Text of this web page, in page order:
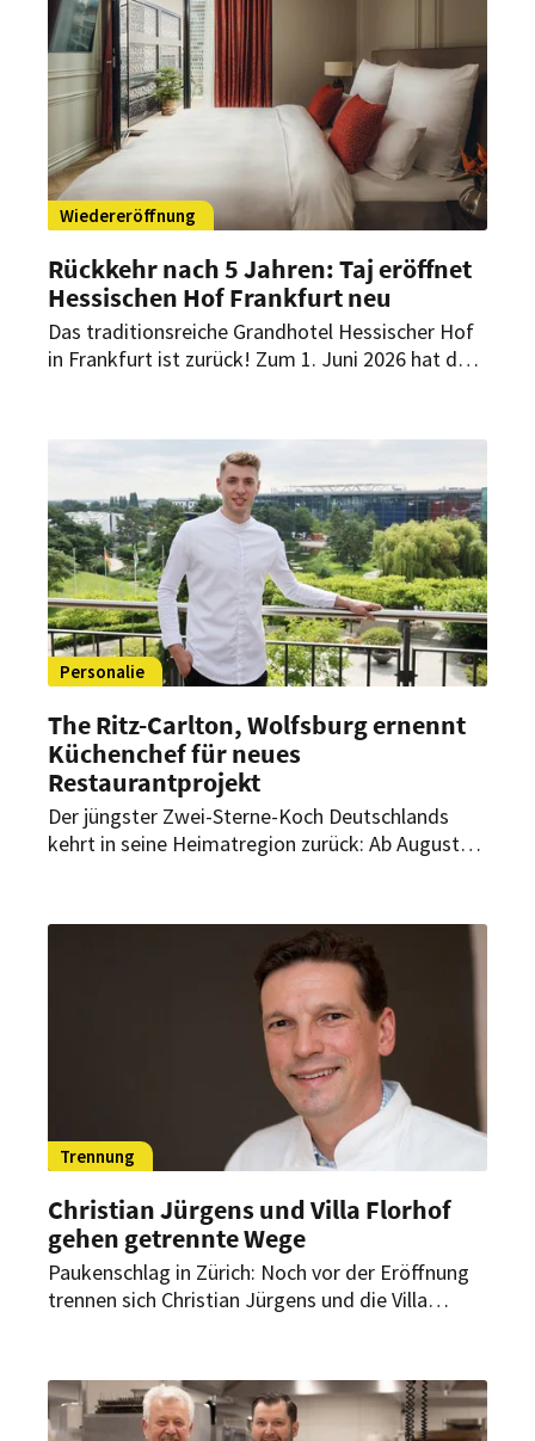
bringen.
Wiedereröffnung
Rückkehr nach 5 Jahren: Taj eröffnet
Hessischen Hof Frankfurt neu
Das traditionsreiche Grandhotel Hessischer Hof
in Frankfurt ist zurück! Zum 1. Juni 2026 hat das
Markteintritt der indischen Luxushotelmarke Taj
in Kontinentaleuropa.
Personalie
The Ritz-Carlton, Wolfsburg ernennt
Küchenchef für neues
Restaurantprojekt
Der jüngster Zwei-Sterne-Koch Deutschlands
kehrt in seine Heimatregion zurück: Ab August
Restaurantprojekts im The Ritz-Carlton,
Trennung
Christian Jürgens und Villa Florhof
gehen getrennte Wege
Paukenschlag in Zürich: Noch vor der Eröffnung
trennen sich Christian Jürgens und die Villa